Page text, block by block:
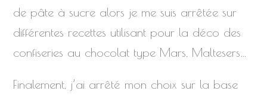
de pâte à sucre alors je me suis arrêtée sur
différentes recettes utilisant pour la déco des
confiseries au chocolat type Mars, Maltesers…
Finalement, j’ai arrêté mon choix sur la base